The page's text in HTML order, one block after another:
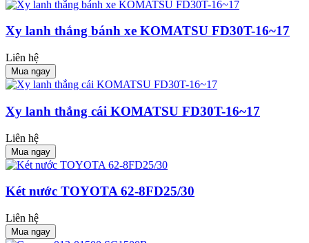
Xy lanh thắng bánh xe KOMATSU FD30T-16~17
Liên hệ
Mua ngay
Xy lanh thắng cái KOMATSU FD30T-16~17
Liên hệ
Mua ngay
Két nước TOYOTA 62-8FD25/30
Liên hệ
Mua ngay